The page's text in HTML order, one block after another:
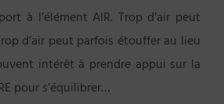
à l’élément AIR. Trop d’air peut
d’air peut parfois étouffer au lieu
intérêt à prendre appui sur la
pour s’équilibrer…